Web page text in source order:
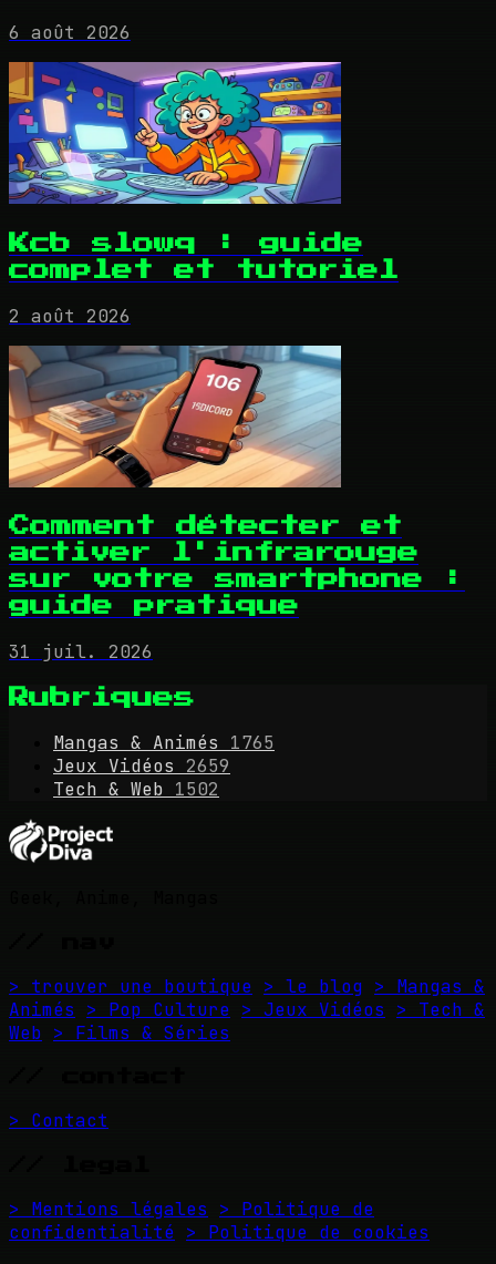
6 août 2026
Kcb slowq : guide
complet et tutoriel
2 août 2026
Comment détecter et
activer l'infrarouge
sur votre smartphone :
guide pratique
31 juil. 2026
Rubriques
Mangas & Animés
1765
Jeux Vidéos
2659
Tech & Web 1502
> trouver une boutique > le blog > Mangas &
Animés
> Pop Culture > Jeux Vidéos
> Tech &
Web > Films & Séries
> Contact
> Mentions légales
> Politique de
confidentialité > Politique de cookies